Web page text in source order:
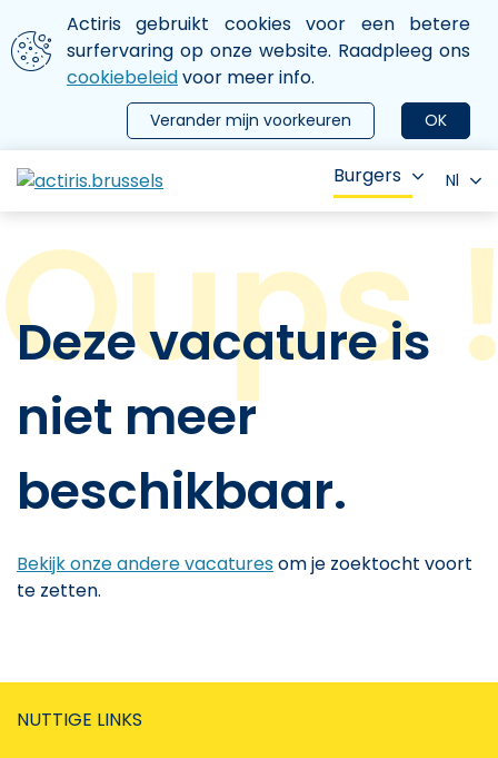
Aller au contenu principal
We gebruiken cookies
Actiris gebruikt cookies voor een betere
surfervaring op onze website. Raadpleeg ons
cookiebeleidvoor meer info.
OK
Verander mijn voorkeuren
le menu
Burgers Nl
Deze vacature is
niet meer
beschikbaar.
Bekijk onze andere vacaturesom je zoektocht voort
te zetten.
NUTTIGE LINKS